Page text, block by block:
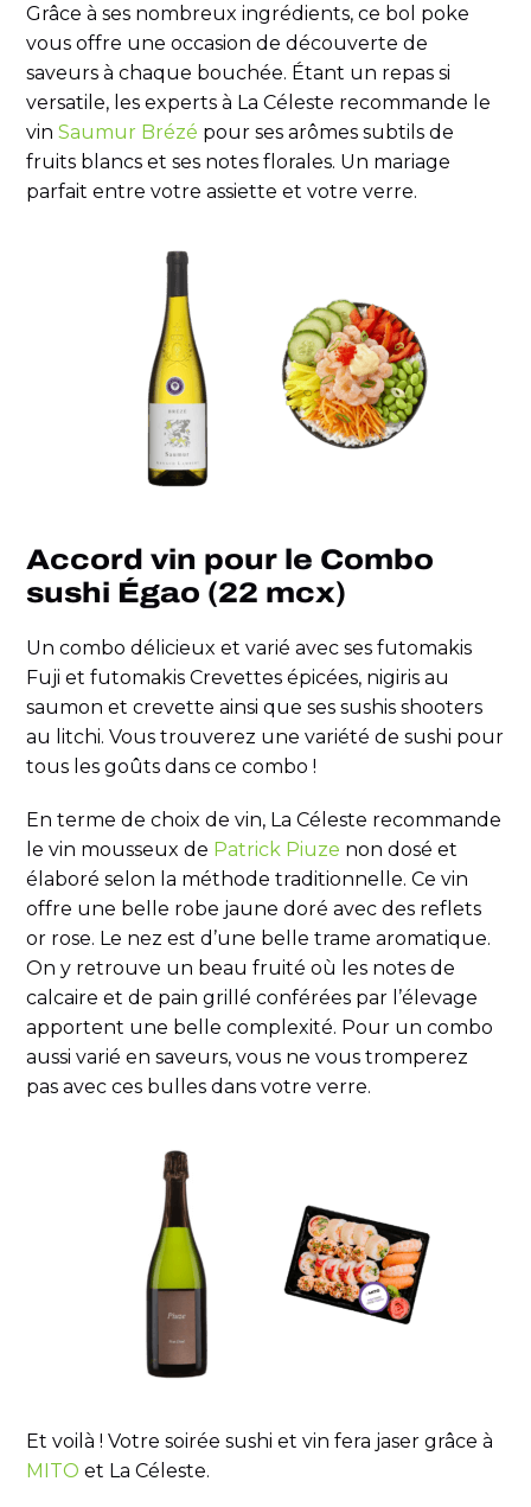
Grâce à ses nombreux ingrédients, ce bol poke
vous offre une occasion de découverte de
saveurs à chaque bouchée. Étant un repas si
versatile, les experts à La Céleste recommande le
vinSaumur Brézé pour ses arômes subtils de
fruits blancs et ses notes florales. Un mariage
parfait entre votre assiette et votre verre.
Accord vin pour le Combo
sushi Égao (22 mcx)
Un combo délicieux et varié avec ses futomakis
Fuji et futomakis Crevettes épicées, nigiris au
saumon et crevette ainsi que ses sushis shooters
au litchi. Vous trouverez une variété de sushi pour
tous les goûts dans ce combo !
En terme de choix de vin, La Céleste recommande
le vin mousseux de Patrick Piuze non dosé et
élaboré selon la méthode traditionnelle. Ce vin
offre une belle robe jaune doré avec des reflets
or rose. Le nez est d’une belle trame aromatique.
On y retrouve un beau fruité où les notes de
calcaire et de pain grillé conférées par l’élevage
apportent une belle complexité. Pour un combo
aussi varié en saveurs, vous ne vous tromperez
pas avec ces bulles dans votre verre.
Et voilà ! Votre soirée sushi et vin fera jaser grâce à
MITO et La Céleste.